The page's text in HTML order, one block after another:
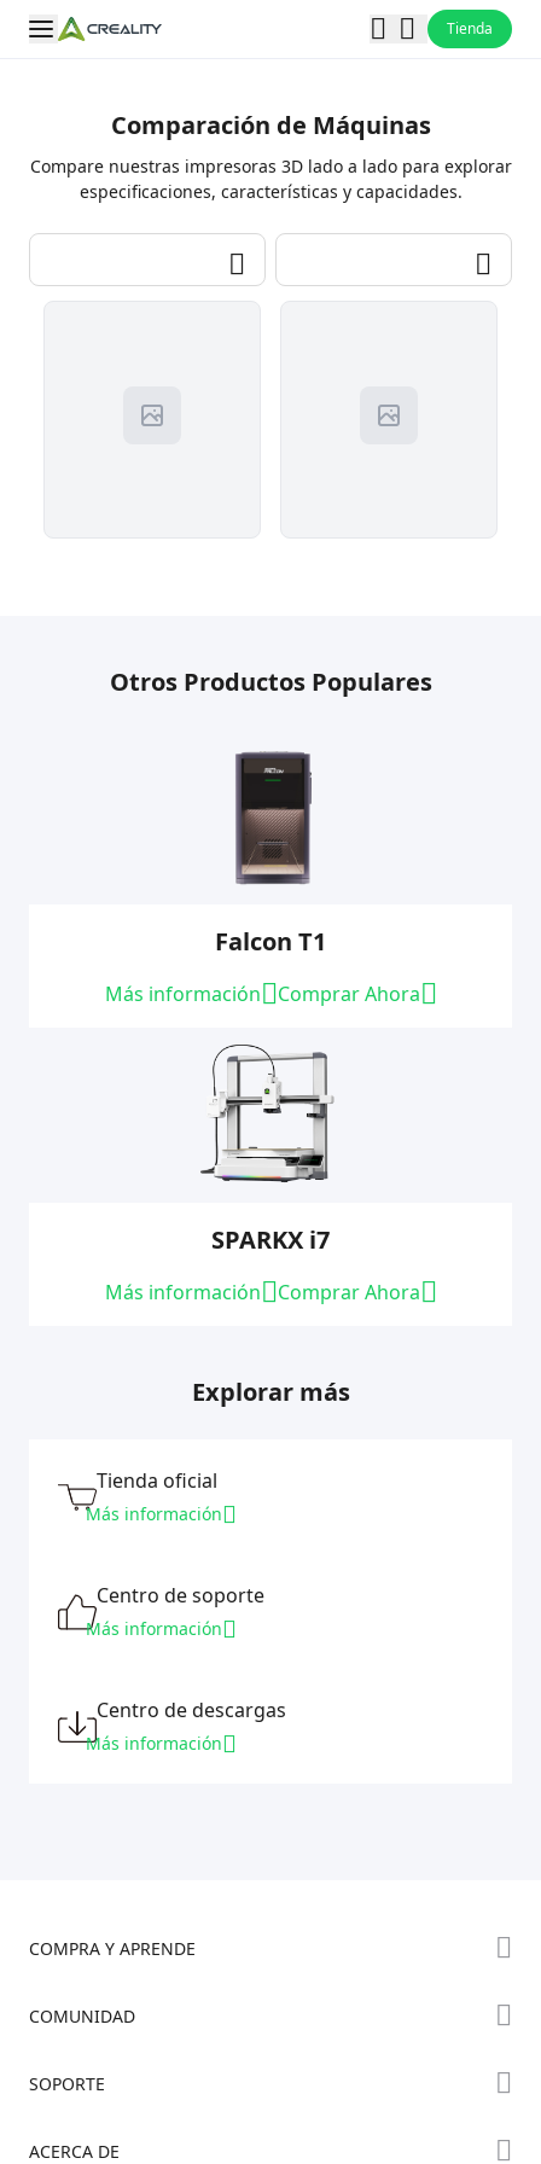
Tienda
Comparación de Máquinas
Compare nuestras impresoras 3D lado a lado para explorar
especificaciones, características y capacidades.
Otros Productos Populares
Falcon T1
Más información Comprar Ahora
SPARKX i7
Más información Comprar Ahora
Explorar más
Tienda oficial
Más información
Centro de soporte
Más información
Centro de descargas
Más información
COMPRA Y APRENDE
Serie K2
COMUNIDAD
Discord
SOPORTE
ACERCA DE